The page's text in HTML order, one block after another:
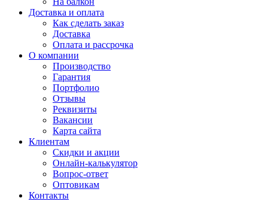
Доставка и оплата
Как сделать заказ
Доставка
Оплата и рассрочка
О компании
Производство
Гарантия
Портфолио
Отзывы
Реквизиты
Вакансии
Карта сайта
Клиентам
Скидки и акции
Онлайн-калькулятор
Вопрос-ответ
Оптовикам
Контакты